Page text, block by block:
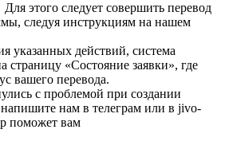
этого следует совершить перевод
следуя инструкциям на нашем
указанных действий, система
страницу «Состояние заявки», где
вашего перевода.
с проблемой при создании
нам в телеграм или в jivo-
поможет вам